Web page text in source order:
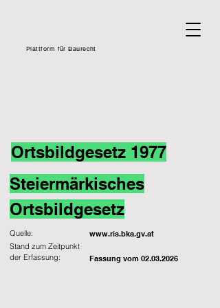
Plattform für Baurecht
Ortsbildgesetz 1977
Steiermärkisches
Ortsbildgesetz
Quelle: www.ris.bka.gv.at
Fassung vom 02.03.2026
Stand zum Zeitpunkt
der Erfassung: